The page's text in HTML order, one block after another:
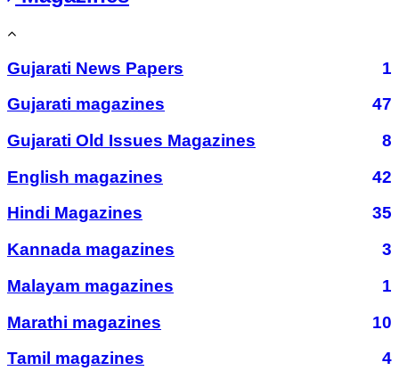
Gujarati News Papers
1
Gujarati magazines
47
Gujarati Old Issues Magazines
8
English magazines
42
Hindi Magazines
35
Kannada magazines
3
Malayam magazines
1
Marathi magazines
10
Tamil magazines
4